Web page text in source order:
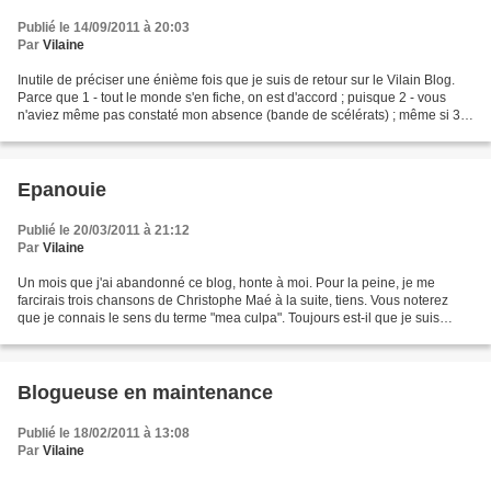
Publié le 14/09/2011 à 20:03
Par Vilaine
Inutile de préciser une énième fois que je suis de retour sur le Vilain Blog.
Parce que 1 - tout le monde s'en fiche, on est d'accord ; puisque 2 - vous
n'aviez même pas constaté mon absence (bande de scélérats) ; même si 3 -
Epanouie
Publié le 20/03/2011 à 21:12
Par Vilaine
Un mois que j'ai abandonné ce blog, honte à moi. Pour la peine, je me
farcirais trois chansons de Christophe Maé à la suite, tiens. Vous noterez
que je connais le sens du terme "mea culpa". Toujours est-il que je suis
Blogueuse en maintenance
Publié le 18/02/2011 à 13:08
Par Vilaine